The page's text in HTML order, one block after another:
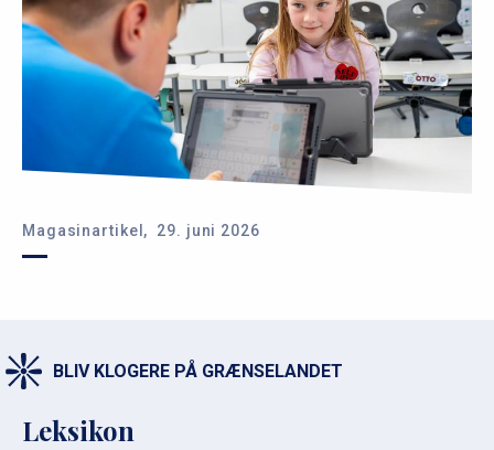
Magasinartikel, 29. juni 2026
BLIV KLOGERE PÅ GRÆNSELANDET
Leksikon